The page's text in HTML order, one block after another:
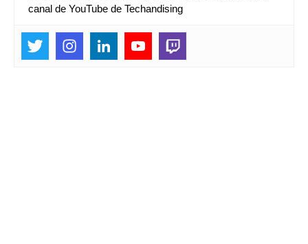
canal de YouTube de Techandising